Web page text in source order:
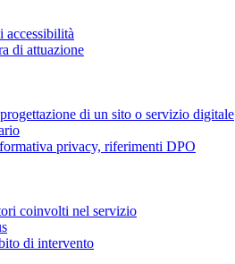
accessibilità
di attuazione
di un sito o servizio digitale
privacy, riferimenti DPO
coinvolti nel servizio
di intervento